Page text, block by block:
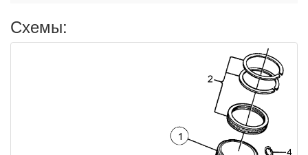
Схемы: